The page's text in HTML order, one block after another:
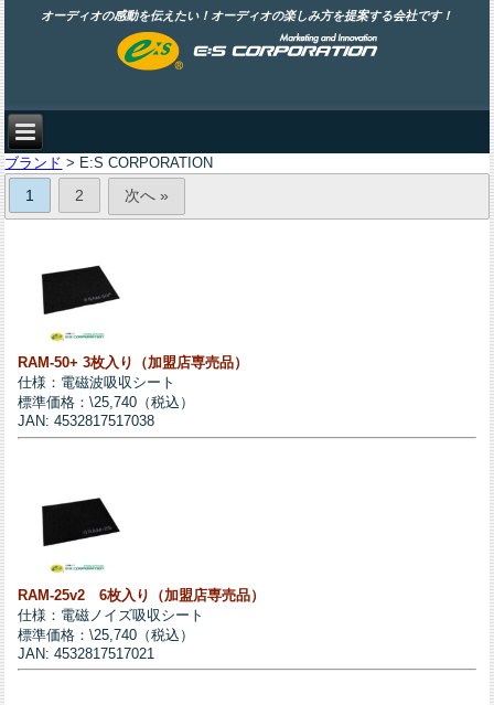
オーディオの感動を伝えたい！オーディオの楽しみ方を提案する会社です！
ブランド > E:S CORPORATION
1 2 次へ »
RAM-50+ 3枚入り（加盟店専売品）
仕様：電磁波吸収シート
標準価格：\25,740（税込）
JAN: 4532817517038
RAM-25v2 6枚入り（加盟店専売品）
仕様：電磁ノイズ吸収シート
標準価格：\25,740（税込）
JAN: 4532817517021